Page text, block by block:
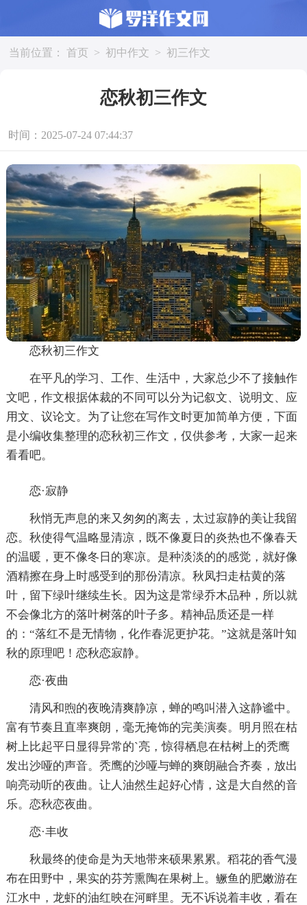
当前位置： 首页 > 初中作文 > 初三作文
恋秋初三作文
时间：2025-07-24 07:44:37
恋秋初三作文
在平凡的学习、工作、生活中，大家总少不了接触作
文吧，作文根据体裁的不同可以分为记叙文、说明文、应
用文、议论文。为了让您在写作文时更加简单方便，下面
是小编收集整理的恋秋初三作文，仅供参考，大家一起来
看看吧。
恋·寂静
秋悄无声息的来又匆匆的离去，太过寂静的美让我留
恋。秋使得气温略显清凉，既不像夏日的炎热也不像春天
的温暖，更不像冬日的寒凉。是种淡淡的的感觉，就好像
酒精擦在身上时感受到的那份清凉。秋凤扫走枯黄的落
叶，留下绿叶继续生长。因为这是常绿乔木品种，所以就
不会像北方的落叶树落的叶子多。精神品质还是一样
的：“落红不是无情物，化作春泥更护花。”这就是落叶知
秋的原理吧！恋秋恋寂静。
恋·夜曲
清风和煦的夜晚清爽静凉，蝉的鸣叫潜入这静谧中。
富有节奏且直率爽朗，毫无掩饰的完美演奏。明月照在枯
树上比起平日显得异常的`亮，惊得栖息在枯树上的秃鹰
发出沙哑的声音。秃鹰的沙哑与蝉的爽朗融合齐奏，放出
响亮动听的夜曲。让人油然生起好心情，这是大自然的音
乐。恋秋恋夜曲。
恋·丰收
秋最终的使命是为天地带来硕果累累。稻花的香气漫
布在田野中，果实的芬芳熏陶在果树上。鳜鱼的肥嫩游在
江水中，龙虾的油红映在河畔里。无不诉说着丰收，看在